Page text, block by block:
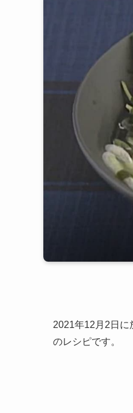
2021年12月2日に
のレシピです。